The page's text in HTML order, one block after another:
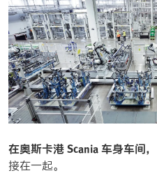
在奥斯卡港 Scania 车身车间，
接在一起。